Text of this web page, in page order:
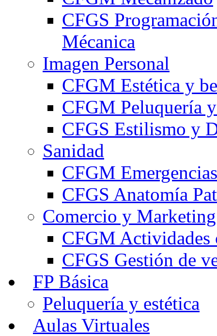
CFGS
Mécanica
Imagen Personal
CFGM Estética y
CFGM Peluquería
CFGS Estilismo y
Sanidad
CFGM
CFGS Anatomía
Comercio y Marketing
CFGM Actividades
CFGS Gestión de
FP Básica
Peluquería y estética
Aulas Virtuales